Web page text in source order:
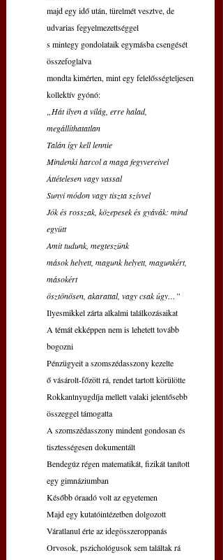
majd egy idő után, türelmét vesztve, de
udvarias fegyelmezettséggel
s mintegy gondolataik egymásba csengését
összefoglalva
mondta kimérten, mint egy felelősségteljesen
kollektív gyónó:
„Hát ilyen a világ, erre halad,
megállíthatatlan
Talán így kell lennie
Mindenki harcol a maga fegyvereivel
Áttételesen vagy vassal
Sunyi módon vagy tiszta szívvel
Jók és rosszak, közepesek és gyávák: mind
együtt
Amit tudunk, megteszünk
mások helyett, magunk helyett, magunkért,
másokért
ösztönösen, akarattal, vagy csak úgy…”
Ilyesmikkel zárta alkalmi találkozásaikat
A témát ekképpen nem is lehetett tovább
bogozni
Pénzügyeit a szomszédasszony kezelte
ő vásárolt-főzött rá, rendet tartott körülötte
Rokkantnyugdíja mellett valaki jelentősebb
összeggel támogatta
A szomszédasszony mindent gondosan és
tisztességesen dokumentált
Bendegúz régen matematikát, fizikát tanított
egy gimnáziumban
Később óraadó volt az egyetemen
Majd egy kutatóintézetben dolgozott
Váratlanul érte az idegösszeroppanás
Orvosok, pszichológusok sem találtak rá